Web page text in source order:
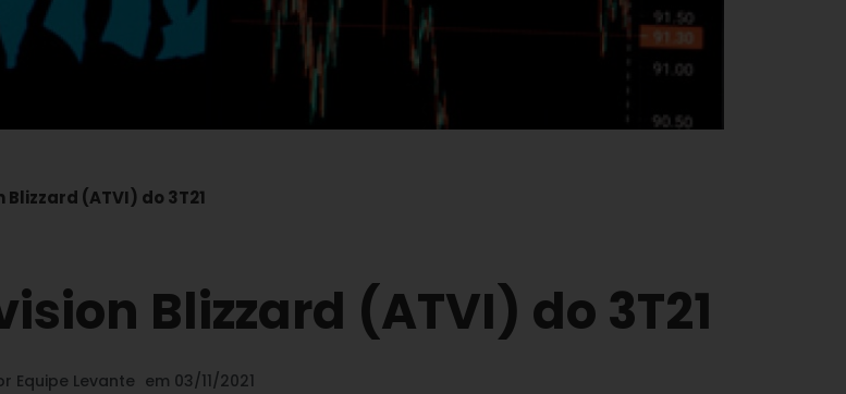
(ATVI) do 3T21
Blizzard (ATVI) do 3T21
Equipe Levante em 03/11/2021